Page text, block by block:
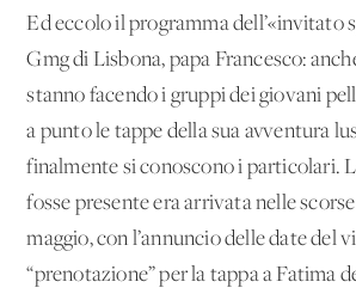
Ed eccolo il programma dell’«invitato
Gmg di Lisbona, papa Francesco:
stanno facendo i gruppi dei giovani
a punto le tappe della sua avventura
finalmente si conoscono i particolari.
fosse presente era arrivata nelle
maggio, con l’annuncio delle date del
“prenotazione” per la tappa a Fatima